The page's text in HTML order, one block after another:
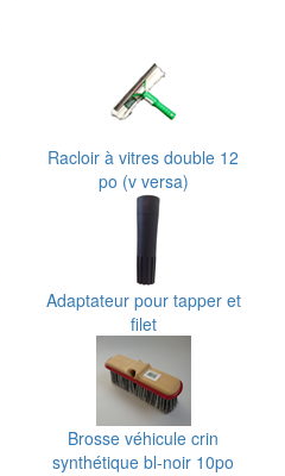
Racloir à vitres double 12
po (v versa)
Adaptateur pour tapper et
filet
Brosse véhicule crin
synthétique bl-noir 10po